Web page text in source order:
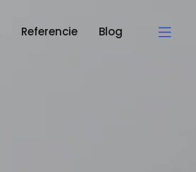
Referencie Blog